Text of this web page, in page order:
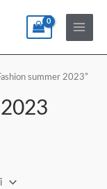
Main
Menu
summer 2023”